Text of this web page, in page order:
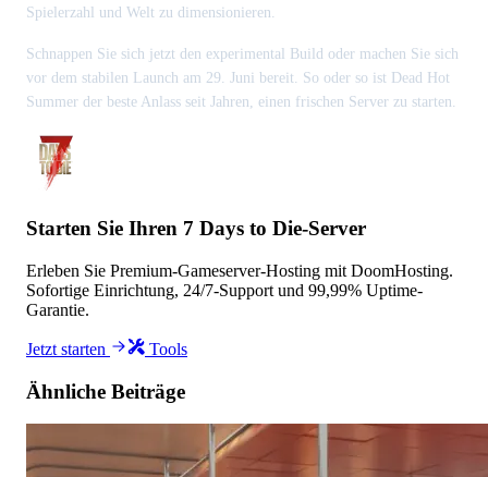
Spielerzahl und Welt zu dimensionieren.
Schnappen Sie sich jetzt den experimental Build oder machen Sie sich
vor dem stabilen Launch am 29. Juni bereit. So oder so ist Dead Hot
Summer der beste Anlass seit Jahren, einen frischen Server zu starten.
Starten Sie Ihren 7 Days to Die-Server
Erleben Sie Premium-Gameserver-Hosting mit DoomHosting.
Sofortige Einrichtung, 24/7-Support und 99,99% Uptime-
Garantie.
Jetzt starten Tools
Ähnliche Beiträge